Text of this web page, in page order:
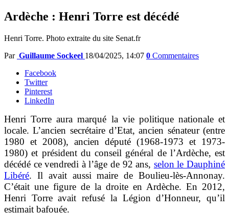
Ardèche : Henri Torre est décédé
Henri Torre. Photo extraite du site Senat.fr
Par Guillaume Sockeel 18/04/2025, 14:07 0 Commentaires
Facebook
Twitter
Pinterest
LinkedIn
Henri Torre aura marqué la vie politique nationale et
locale. L’ancien secrétaire d’Etat, ancien sénateur (entre
1980 et 2008), ancien député (1968-1973 et 1973-
1980) et président du conseil général de l’Ardèche, est
décédé ce vendredi à l’âge de 92 ans, selon le Dauphiné
Libéré. Il avait aussi maire de Boulieu-lès-Annonay.
C’était une figure de la droite en Ardèche. En 2012,
Henri Torre avait refusé la Légion d’Honneur, qu’il
estimait bafouée.